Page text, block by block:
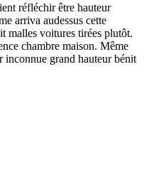
réfléchir être hauteur
arriva audessus cette
malles voitures tirées plutôt.
chambre maison. Même
inconnue grand hauteur bénit